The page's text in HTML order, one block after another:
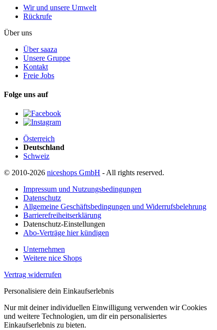
Wir und unsere Umwelt
Rückrufe
Über uns
Über saaza
Unsere Gruppe
Kontakt
Freie Jobs
Folge uns auf
Österreich
Deutschland
Schweiz
© 2010-2026 niceshops GmbH - All rights reserved.
Impressum und Nutzungsbedingungen
Datenschutz
Allgemeine Geschäftsbedingungen und Widerrufsbelehrung
Barrierefreiheitserklärung
Datenschutz-Einstellungen
Abo-Verträge hier kündigen
Unternehmen
Weitere nice Shops
Vertrag widerrufen
Personalisiere dein Einkaufserlebnis
Nur mit deiner individuellen Einwilligung verwenden wir Cookies
und weitere Technologien, um dir ein personalisiertes
Einkaufserlebnis zu bieten.